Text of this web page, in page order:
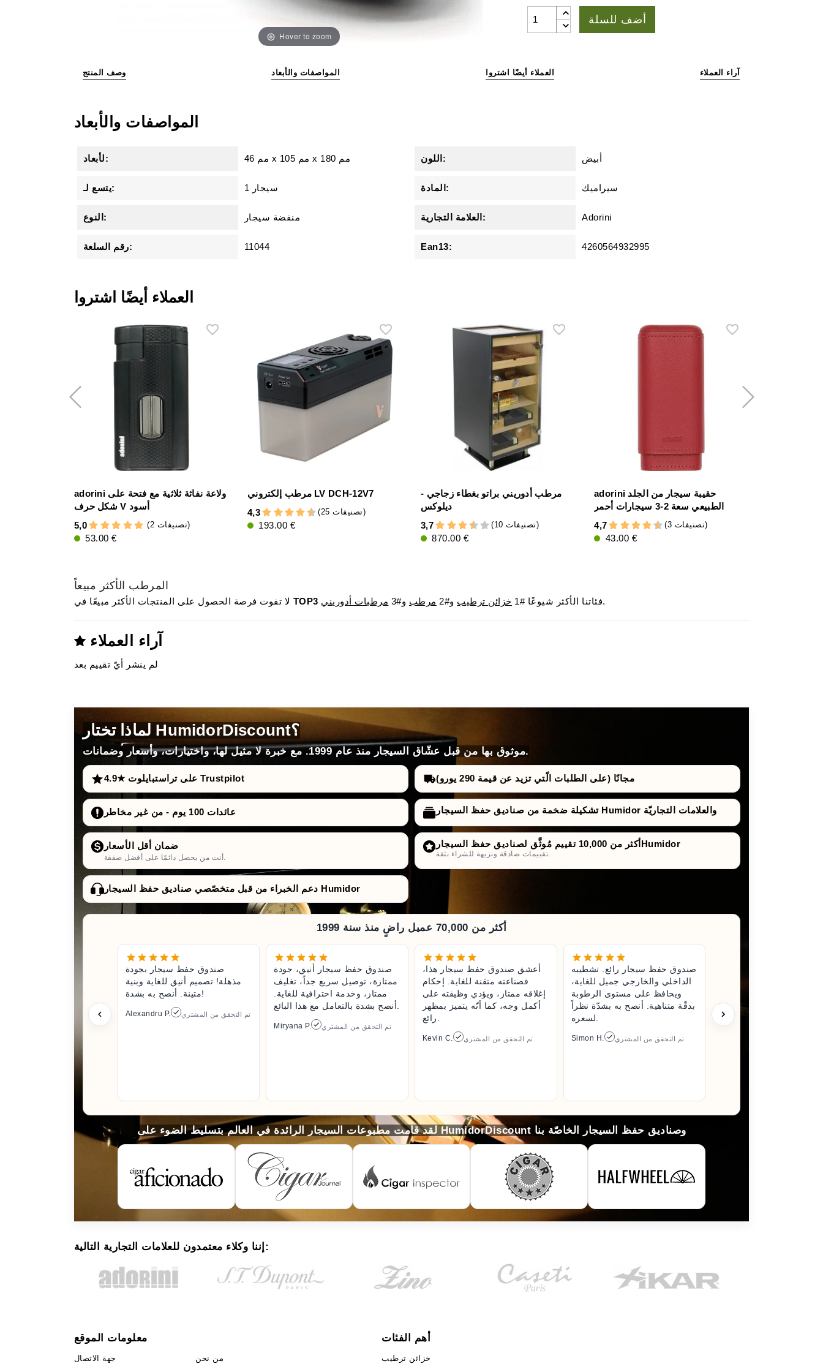
Hover to zoom
أضف للسلة
وصف المنتج المواصفات والأبعاد العملاء أيضًا اشتروا آراء العملاء
المواصفات والأبعاد
لأبعاد: 46 مم x 105 مم x 180 مم
يتسع لـ: 1 سيجار
النوع: منفضة سيجار
رقم السلعة: 11044
اللون: أبيض
المادة: سيراميك
العلامة التجارية: Adorini
Ean13: 4260564932995
العملاء أيضًا اشتروا
adorini ولاعة نفاثة ثلاثية مع فتحة على
شكل حرف V أسود
5,0
(2 تصنيفات)
53.00 €
مرطب إلكتروني LV DCH-12V7
4,3
(25 تصنيفات)
193.00 €
مرطب أدوريني براتو بغطاء زجاجي -
ديلوكس
3,7
(10 تصنيفات)
870.00 €
adorini حقيبة سيجار من الجلد
الطبيعي سعة 2-3 سيجارات أحمر
4,7
(3 تصنيفات)
43.00 €
المرطب الأكثر مبيعاً
TOP3 فئاتنا الأكثر شيوعًا #1 خزائن ترطيب و#2 مرطب و#3 مرطبات أدوريني .
آراء العملاء
لم ينشر أيّ تقييم بعد
لماذا تختار HumidorDiscount؟
موثوق بها من قبل عشّاق السيجار منذ عام 1999. مع خبرة لا مثيل لها، واختيارات، وأسعار وضمانات.
4.9★ على تراستبايلوت Trustpilot مجانًا (على الطلبات الّتي تزيد عن قيمة 290 يورو)
عائدات 100 يوم - من غير مخاطر تشكيلة ضخمة من صناديق حفظ السيجار Humidor والعلامات التجاريّة
ضمان أقل الأسعار
أنت من يحصل دائمًا على أفضل صفقة.
أكثر من 10,000 تقييم مُوثَّق لصناديق حفظ السيجارHumidor
تقييمات صادقة ونزيهة للشراء بثقة.
دعم الخبراء من قبل متخصّصي صناديق حفظ السيجار Humidor
أكثر من 70,000 عميل راضٍ منذ سنة 1999
صندوق حفظ سيجار بجودة
مذهلة! تصميم أنيق للغاية وبنية
متينة. أنصح به بشدة!
Alexandru P. تم التحقق من المشتري
صندوق حفظ سيجار أنيق، جودة
ممتازة، توصيل سريع جداً، تغليف
ممتاز، وخدمة احترافية للغاية.
Miryana P. تم التحقق من المشتري
أعشق صندوق حفظ سيجار هذا،
فصناعته متقنة للغاية. إحكام
إغلاقه ممتاز، ويؤدي وظيفته على
أكمل وجه، كما أنّه يتميز بمظهر
Kevin C. تم التحقق من المشتري
صندوق حفظ سيجار رائع. تشطيبه
الداخلي والخارجي جميل للغاية،
ويحافظ على مستوى الرطوبة
بدقّة متناهية. أنصح به بشدّة نظراً
Simon H. تم التحقق من المشتري
لقد قامت مطبوعات السيجار الرائدة في العالم بتسليط الضوء على HumidorDiscount وصناديق حفظ السيجار الخاصّة بنا
إننا وكلاء معتمدون للعلامات التجارية التالية:
معلومات الموقع
جهة الاتصال
من نحن
أهم الفئات
خزائن ترطيب